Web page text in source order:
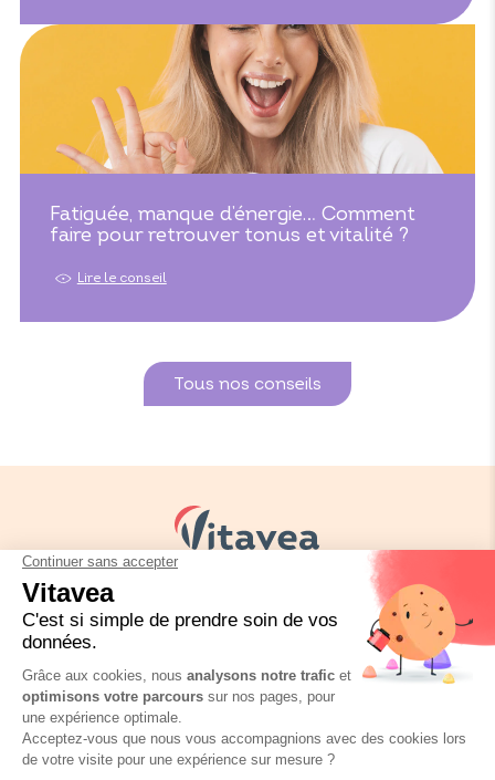
Fatiguée, manque d’énergie… Comment
faire pour retrouver tonus et vitalité ?
Lire le conseil
Tous nos conseils
Nos conseils
FAQ
Mentions légales
Politique de confidentialité